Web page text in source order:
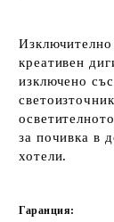
креативен
изключено
за почивка в
хотели.
Гаранция: